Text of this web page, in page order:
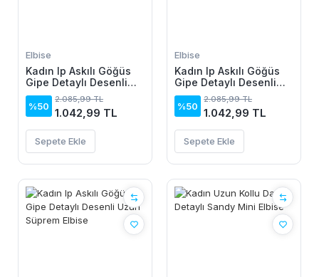
Elbise
Kadın Ip Askılı Göğüs
Gipe Detaylı Desenli
Uzun Süprem Elbise
%50
2.085,99 TL
1.042,99 TL
Sepete Ekle
Elbise
Kadın Ip Askılı Göğüs
Gipe Detaylı Desenli
Uzun Süprem Elbise
%50
2.085,99 TL
1.042,99 TL
Sepete Ekle